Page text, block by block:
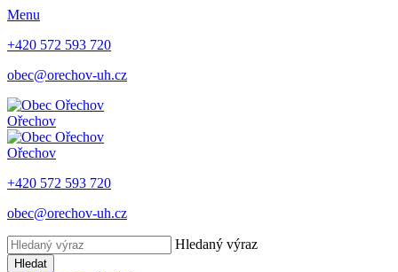
Menu
+420 572 593 720
obec@orechov-uh.cz
Ořechov
Ořechov
+420 572 593 720
obec@orechov-uh.cz
Hledaný výraz
Hledat